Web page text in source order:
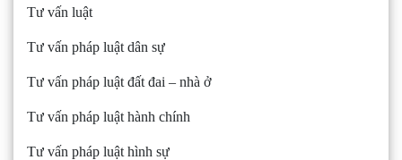
Tư vấn luật
Tư vấn pháp luật dân sự
Tư vấn pháp luật đất đai – nhà ở
Tư vấn pháp luật hành chính
Tư vấn pháp luật hình sự